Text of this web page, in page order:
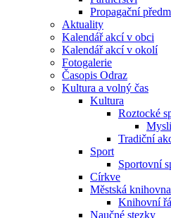
Propagační
Aktuality
Kalendář akcí v obci
Kalendář akcí v okolí
Fotogalerie
Časopis Odraz
Kultura a volný čas
Kultura
Roztocké
Tradiční
Sport
Sportovní
Církve
Městská knihovna
Knihovní
Naučné stezky